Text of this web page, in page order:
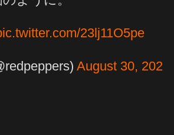
23lj11O5pe
August 30, 202